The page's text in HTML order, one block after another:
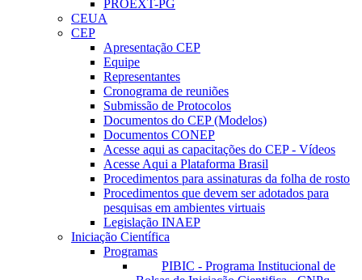
PROEXT-PG
CEUA
CEP
Apresentação CEP
Equipe
Representantes
Cronograma de reuniões
Submissão de Protocolos
Documentos do CEP (Modelos)
Documentos CONEP
Acesse aqui as capacitações do CEP - Vídeos
Acesse Aqui a Plataforma Brasil
Procedimentos para assinaturas da folha de rosto
Procedimentos que devem ser adotados para
pesquisas em ambientes virtuais
Legislação INAEP
Iniciação Científica
Programas
PIBIC - Programa Institucional de